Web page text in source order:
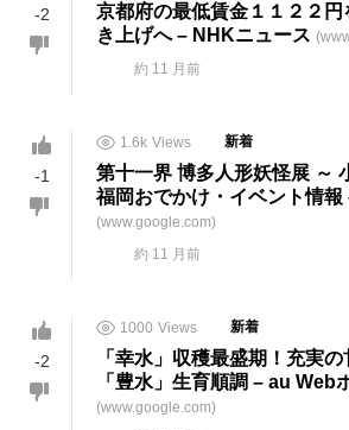
京都府の最低賃金１１２２円
き上げへ – NHKニュース
約 11 月前
-2
1.6k Views 新着
第十一界 博多人形妖怪展 ～
福岡おでかけ・イベント情報
(www.google.com)
約 11 月前
-1
1000 Views 新着
「幸水」収穫最盛期！充実の
「豊水」生育順調 – au Web
(www.google.com)
-2